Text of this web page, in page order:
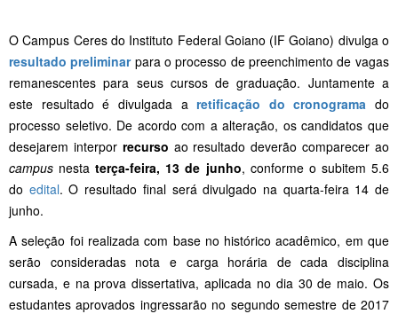
O Campus Ceres do Instituto Federal Goiano (IF Goiano) divulga o
resultado preliminarpara o processo de preenchimento de vagas
remanescentes para seus cursos de graduação. Juntamente a
este resultado é divulgada aretificação do cronograma do
processo seletivo. De acordo com a alteração, os candidatos que
desejarem interpor recurso ao resultado deverão comparecer ao
campus nestaterça-feira, 13 de junho, conforme o subitem 5.6
do edital. O resultado final será divulgado na quarta-feira 14 de
junho.
A seleção foi realizada com base no histórico acadêmico, em que
serão consideradas nota e carga horária de cada disciplina
cursada, e na prova dissertativa, aplicada no dia 30 de maio. Os
estudantes aprovados ingressarão no segundo semestre de 2017